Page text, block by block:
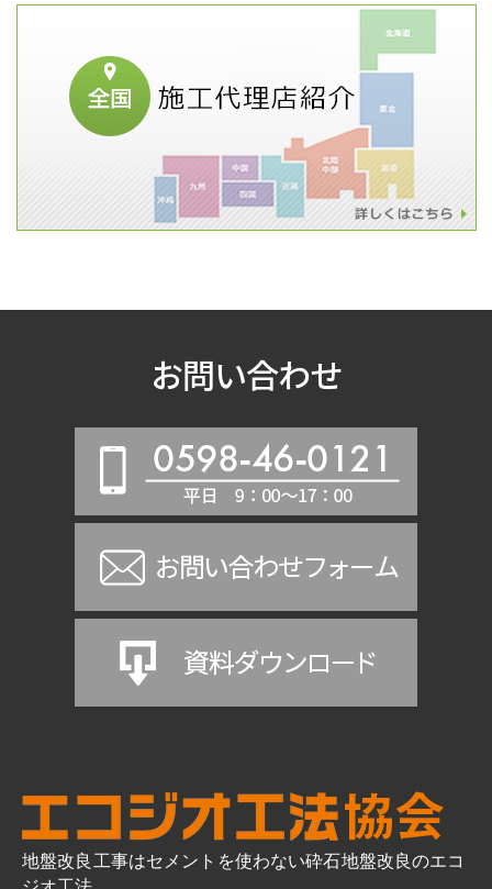
お問い合わせ
地盤改良工事はセメントを使わない砕石地盤改良のエコ